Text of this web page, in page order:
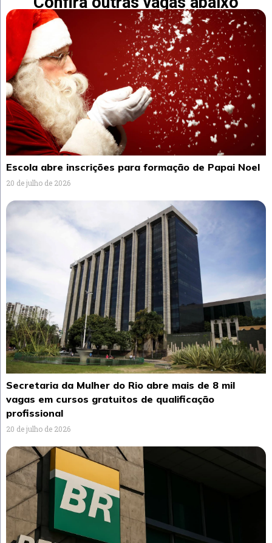
Escola abre inscrições para formação de Papai Noel
20 de julho de 2026
Secretaria da Mulher do Rio abre mais de 8 mil
vagas em cursos gratuitos de qualificação
profissional
20 de julho de 2026